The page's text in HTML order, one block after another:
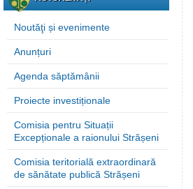
Noutăţi și evenimente
Anunțuri
Agenda săptămânii
Proiecte investiționale
Comisia pentru Situații
Excepționale a raionului Strășeni
Comisia teritorială extraordinară
de sănătate publică Strășeni